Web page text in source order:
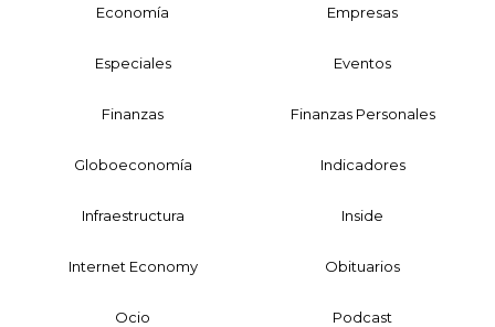
Economía Empresas
Especiales Eventos
Finanzas Finanzas Personales
Globoeconomía Indicadores
Infraestructura Inside
Internet Economy Obituarios
Ocio Podcast